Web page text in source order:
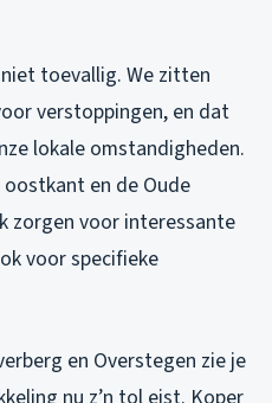
toevallig. We zitten
verstoppingen, en dat
lokale omstandigheden.
en de Oude
zorgen voor interessante
voor specifieke
en Overstegen zie je